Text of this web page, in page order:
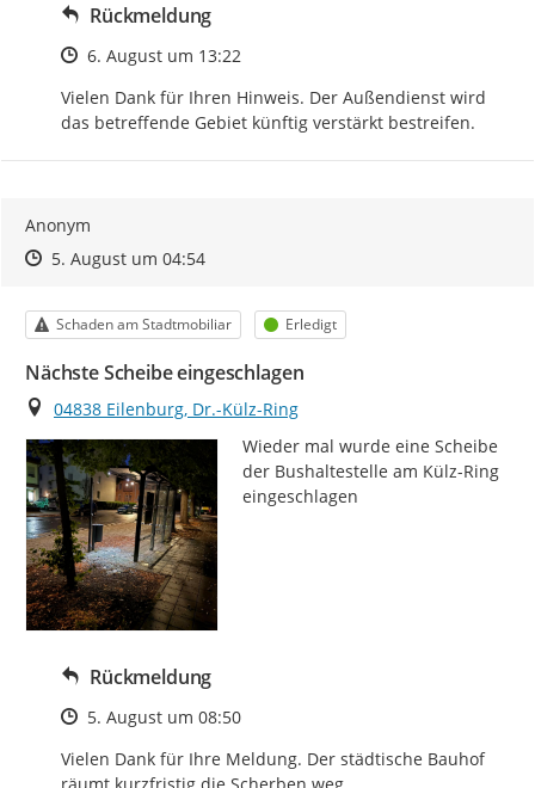
Rückmeldung
Zeitpunkt des Erstellens
6. August um 13:22
Vielen Dank für Ihren Hinweis. Der Außendienst wird
das betreffende Gebiet künftig verstärkt bestreifen.
Anonym
Zeitpunkt des Erstellens
Zeitpunkt des Erstellens
5. August um 04:54Zur Äußerung
Kategorie
Schaden am Stadtmobiliar Status
Erledigt
Nächste Scheibe eingeschlagen
Ort
04838 Eilenburg, Dr.-Külz-Ring
Wieder mal wurde eine Scheibe
der Bushaltestelle am Külz-Ring
eingeschlagen
Rückmeldung
Zeitpunkt des Erstellens
5. August um 08:50
Vielen Dank für Ihre Meldung. Der städtische Bauhof